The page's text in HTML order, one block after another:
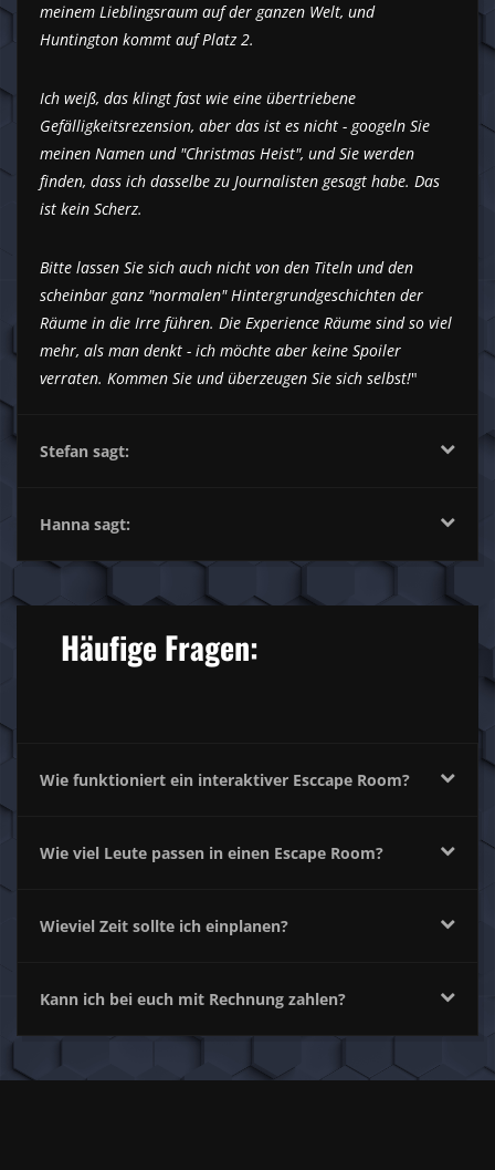
meinem Lieblingsraum auf der ganzen Welt, und
Huntington kommt auf Platz 2.
Ich weiß, das klingt fast wie eine übertriebene
Gefälligkeitsrezension, aber das ist es nicht - googeln Sie
meinen Namen und "Christmas Heist", und Sie werden
finden, dass ich dasselbe zu Journalisten gesagt habe. Das
ist kein Scherz.
Bitte lassen Sie sich auch nicht von den Titeln und den
scheinbar ganz "normalen" Hintergrundgeschichten der
Räume in die Irre führen. Die Experience Räume sind so viel
mehr, als man denkt - ich möchte aber keine Spoiler
verraten. Kommen Sie und überzeugen Sie sich selbst!"
Stefan sagt:
Hanna sagt:
Häufige Fragen:
Wie funktioniert ein interaktiver Esccape Room?
Wie viel Leute passen in einen Escape Room?
Wieviel Zeit sollte ich einplanen?
Kann ich bei euch mit Rechnung zahlen?